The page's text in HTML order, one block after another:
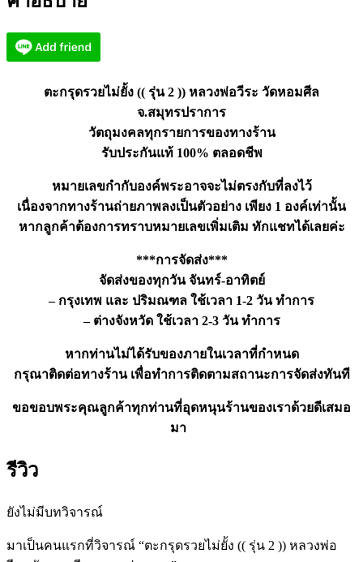
หลวง
พ่อ
ตะกรุดรวยไม่ยั้ง (( รุ่น 2 )) หลวงพ่อวีระ วัดหอมศีล
จ.สมุทรปราการ
วัตถุมงคลทุกรายการของทางร้าน
รับประกันแท้ 100% ตลอดชีพ
หมายเลขกำกับองค์พระอาจจะไม่ตรงกับที่ลงไว้
เนื่องจากทางร้านถ่ายภาพลงเป็นตัวอย่าง เพียง 1 องค์เท่านั้น
หากลูกค้าต้องการทราบหมายเลขเพิ่มเติม ทักแชทได้เลยค่ะ
***การจัดส่ง***
จัดส่งของทุกวัน จันทร์-อาทิตย์
– กรุงเทพ และ ปริมณฑล ใช้เวลา 1-2 วัน ทำการ
– ต่างจังหวัด ใช้เวลา 2-3 วัน ทำการ
หากท่านไม่ได้รับของภายในเวลาที่กำหนด
กรุณาติดต่อทางร้าน เพื่อทำการติดตามสถานะการจัดส่งทันที
ขอขอบพระคุณลูกค้าทุกท่านที่อุดหนุนร้านของเราด้วยดีเสมอ
มา
รีวิว
ยังไม่มีบทวิจารณ์
มาเป็นคนแรกที่วิจารณ์ “ตะกรุดรวยไม่ยั้ง (( รุ่น 2 )) หลวงพ่อ